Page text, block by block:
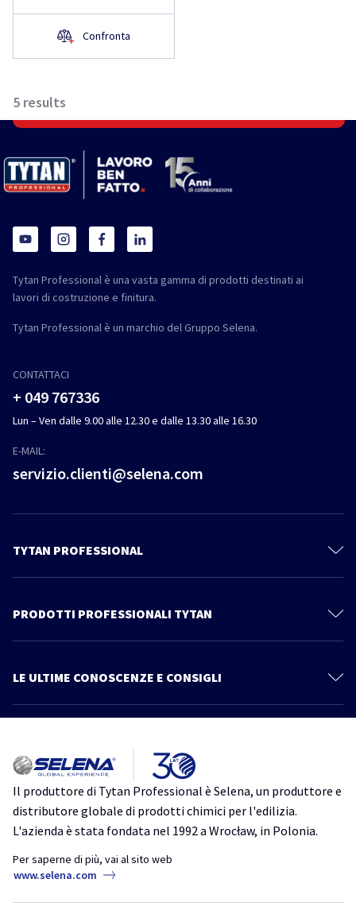
Confronta
5 results
Tytan Professional è una vasta gamma di prodotti destinati ai
lavori di costruzione e finitura.
Tytan Professional è un marchio del Gruppo Selena.
CONTATTACI
+ 049 767336
Lun – Ven dalle 9.00 alle 12.30 e dalle 13.30 alle 16.30
E-MAIL:
servizio.clienti@selena.com
TYTAN PROFESSIONAL
Contattaci
Prodotti
PRODOTTI PROFESSIONALI TYTAN
Sistema Cartongesso
Impermeabilizzanti
Accessori
Ancoranti Chimici
Adesivi
Siliconi Neutri
LE ULTIME CONOSCENZE E CONSIGLI
Più articoli
di isolare
isolamento isolamento acustico isolamento termico
poliuretanica
TytanProfessional
Schiume Poliuretaniche per Tetti: Guida Completa alla Scelta e
coperture schiuma
Il produttore di Tytan Professional è Selena, un produttore e
distributore globale di prodotti chimici per l'edilizia.
L'azienda è stata fondata nel 1992 a Wrocław, in Polonia.
Per saperne di più, vai al sito web
www.selena.com